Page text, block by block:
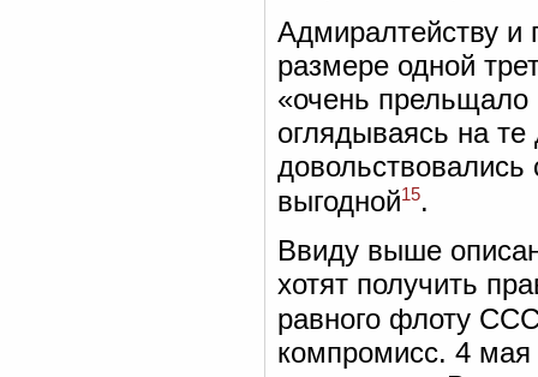
Адмиралтейству и
размере одной
«очень прельщало
оглядываясь на
выгодной15.
Ввиду выше
хотят получить
равного флоту
компромисс. 4